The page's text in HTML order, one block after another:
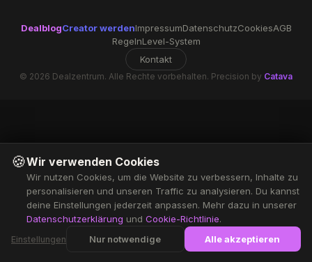
DealblogCreator werdenImpressumDatenschutzCookiesAGB
RegelnLevel-System
Kontakt
© 2026 Dealzentrum. Alle Rechte vorbehalten. Precision by Catava
🍪Wir verwenden Cookies
Wir nutzen Cookies, um die Website zu verbessern, Inhalte zu
personalisieren und unseren Traffic zu analysieren. Du kannst
deine Einstellungen jederzeit anpassen. Mehr dazu in unserer
Datenschutzerklärung und Cookie-Richtlinie.
Einstellungen Nur notwendige Alle akzeptieren